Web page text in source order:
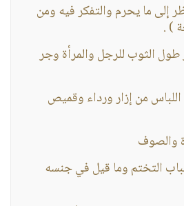
إلى ما يحرم والتفكر فيه ومن
) .
الثوب للرجل والمرأة وجر
من إزار ورداء وقميص
والصوف
التختم وما قيل في جنسه